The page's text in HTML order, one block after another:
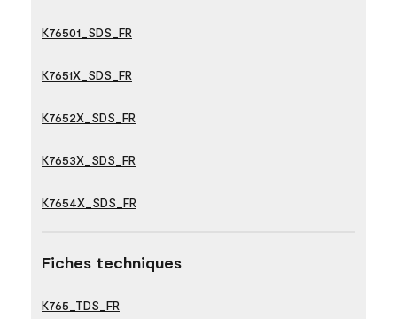
K76501_SDS_FR
K7651X_SDS_FR
K7652X_SDS_FR
K7653X_SDS_FR
K7654X_SDS_FR
Fiches techniques
K765_TDS_FR